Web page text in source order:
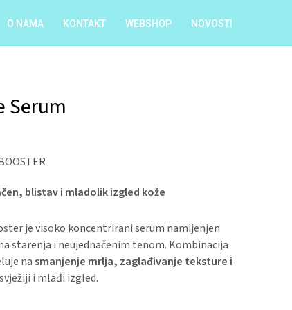
O NAMA KONTAKT WEBSHOP NOVOSTI
Serum
blistav i mladolik izgled kože
je visoko koncentrirani serum namijenjen
starenja i neujednačenim tenom. Kombinacija
nasmanjenje mrlja, zaglađivanje teksture i
i mlađi izgled.